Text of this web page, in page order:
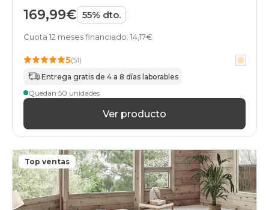
169,99€ 55% dto.
Cuota 12 meses financiado: 14,17€
5(51)
Entrega gratis de 4 a 8 días laborables
Quedan 50 unidades
Ver producto
Top ventas